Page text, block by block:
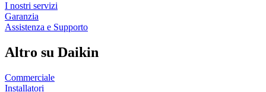
I nostri servizi
Garanzia
Assistenza e Supporto
Altro su Daikin
Commerciale
Installatori